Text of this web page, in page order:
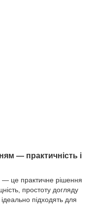
— практичність і
— це практичне рішення
простоту догляду
підходять для